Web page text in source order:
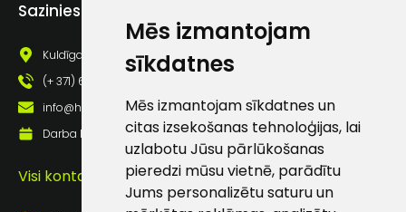
Mēs izmantojam
sīkdatnes
Mēs izmantojam sīkdatnes un
citas izsekošanas tehnoloģijas, lai
uzlabotu Jūsu pārlūkošanas
pieredzi mūsu vietnē, parādītu
Jums personalizētu saturu un
Sazinies ar mums
Kuldīgas iela 69a, Saldus, Saldus nov., LV - 3801
(+ 371) 63 881 186
info@hards.lv
Darba laiks: Darbadienās: 8:00 - 17:00
Visi kontakti
pastā
Klientu
atbalsts